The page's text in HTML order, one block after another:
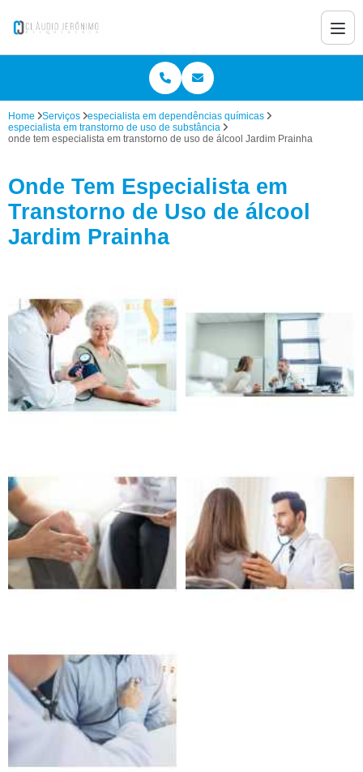
Home Serviços
especialista em dependências químicas
especialista em transtorno de uso de substância
onde tem especialista em transtorno de uso de álcool Jardim Prainha
Onde Tem Especialista em
Transtorno de Uso de álcool
Jardim Prainha